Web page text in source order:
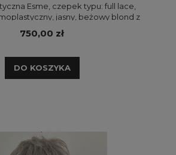
Esme, czepek typu: full lace,
jasny, beżowy blond z
750,00 zł
DO KOSZYKA